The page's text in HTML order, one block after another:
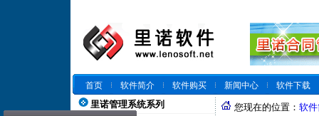
首页 软件简介 软件购买 新闻中心
软件下载
里诺管理系统系列
您现在的位置： 软